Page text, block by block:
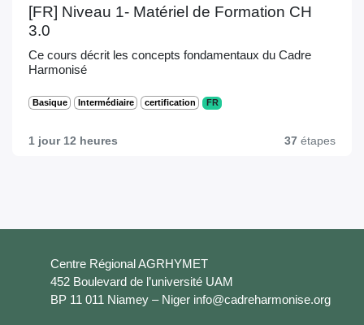
[FR] Niveau 1- Matériel de Formation CH
3.0
Ce cours décrit les concepts fondamentaux du
Cadre Harmonisé
Basique Intermédiaire certification
1 jour 12 heures 37étapes
Centre Régional AGRHYMET
452 Boulevard de l’université UAM
BP 11 011 Niamey – Niger info@cadreharmonise.org